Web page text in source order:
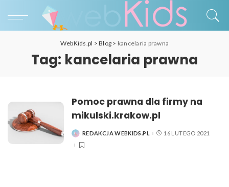
WebKids.pl >Blog > kancelaria prawna
Tag: kancelaria prawna
Pomoc prawna dla firmy na
mikulski.krakow.pl
POSTED
REDAKCJA WEBKIDS.PL 16 LUTEGO 2021